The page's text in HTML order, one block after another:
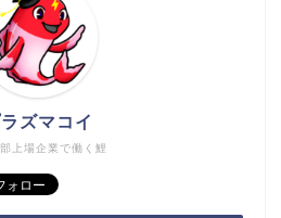
上場企業で働く鯉
ズマコイ